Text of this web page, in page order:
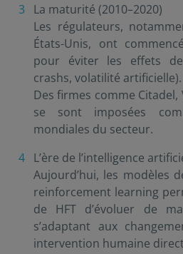
La maturité (2010–2020)
Les régulateurs,
États-Unis, ont
pour éviter les effets
crashs, volatilité artificielle).
Des firmes comme
se sont imposées
mondiales du secteur.
L’ère de l’intelligence
Aujourd’hui, les modèles
reinforcement learning
de HFT d’évoluer de
s’adaptant aux
intervention humaine